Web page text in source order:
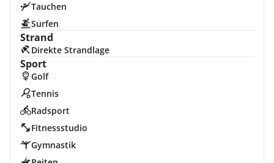
Tauchen
Surfen
Strand
Direkte Strandlage
Sport
Golf
Tennis
Radsport
Fitnessstudio
Gymnastik